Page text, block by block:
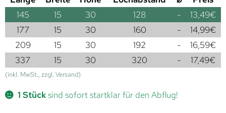
145
15 30 128 - 13,49€
177
15 30 160 - 14,99€
209
15 30 192 - 16,59€
337
15 30 320 - 17,49€
(inkl. MwSt., zzgl. Versand)
1 Stücksind sofort startklar für den Abflug!